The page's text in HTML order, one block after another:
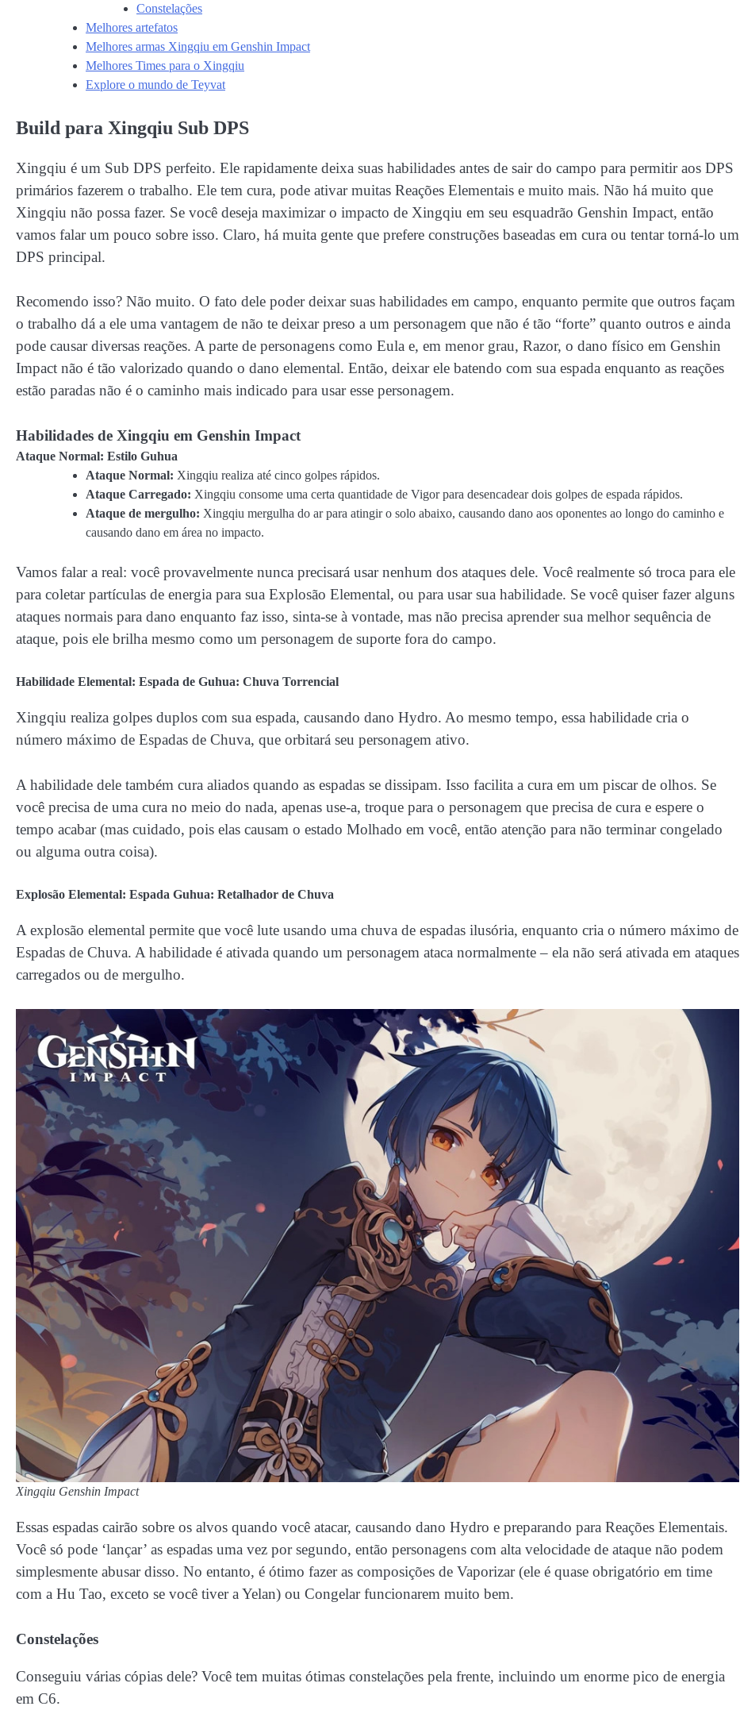
Constelações
Melhores artefatos
Melhores armas Xingqiu em Genshin Impact
Melhores Times para o Xingqiu
Explore o mundo de Teyvat
Build para Xingqiu Sub DPS
Xingqiu é um Sub DPS perfeito. Ele rapidamente deixa suas habilidades antes de sair do campo para permitir aos DPS
primários fazerem o trabalho. Ele tem cura, pode ativar muitas Reações Elementais e muito mais. Não há muito que
Xingqiu não possa fazer. Se você deseja maximizar o impacto de Xingqiu em seu esquadrão Genshin Impact, então
vamos falar um pouco sobre isso. Claro, há muita gente que prefere construções baseadas em cura ou tentar torná-lo um
DPS principal.
Recomendo isso? Não muito. O fato dele poder deixar suas habilidades em campo, enquanto permite que outros façam
o trabalho dá a ele uma vantagem de não te deixar preso a um personagem que não é tão “forte” quanto outros e ainda
pode causar diversas reações. A parte de personagens como Eula e, em menor grau, Razor, o dano físico em Genshin
Impact não é tão valorizado quando o dano elemental. Então, deixar ele batendo com sua espada enquanto as reações
estão paradas não é o caminho mais indicado para usar esse personagem.
Habilidades de Xingqiu em Genshin Impact
Ataque Normal: Estilo Guhua
Ataque Normal: Xingqiu realiza até cinco golpes rápidos.
Ataque Carregado: Xingqiu consome uma certa quantidade de Vigor para desencadear dois golpes de espada rápidos.
Ataque de mergulho: Xingqiu mergulha do ar para atingir o solo abaixo, causando dano aos oponentes ao longo do caminho e
causando dano em área no impacto.
Vamos falar a real: você provavelmente nunca precisará usar nenhum dos ataques dele. Você realmente só troca para ele
para coletar partículas de energia para sua Explosão Elemental, ou para usar sua habilidade. Se você quiser fazer alguns
ataques normais para dano enquanto faz isso, sinta-se à vontade, mas não precisa aprender sua melhor sequência de
ataque, pois ele brilha mesmo como um personagem de suporte fora do campo.
Habilidade Elemental: Espada de Guhua: Chuva Torrencial
Xingqiu realiza golpes duplos com sua espada, causando dano Hydro. Ao mesmo tempo, essa habilidade cria o
número máximo de Espadas de Chuva, que orbitará seu personagem ativo.
A habilidade dele também cura aliados quando as espadas se dissipam. Isso facilita a cura em um piscar de olhos. Se
você precisa de uma cura no meio do nada, apenas use-a, troque para o personagem que precisa de cura e espere o
tempo acabar (mas cuidado, pois elas causam o estado Molhado em você, então atenção para não terminar congelado
ou alguma outra coisa).
Explosão Elemental: Espada Guhua: Retalhador de Chuva
A explosão elemental permite que você lute usando uma chuva de espadas ilusória, enquanto cria o número máximo de
Espadas de Chuva. A habilidade é ativada quando um personagem ataca normalmente – ela não será ativada em ataques
carregados ou de mergulho.
Xingqiu Genshin Impact
Essas espadas cairão sobre os alvos quando você atacar, causando dano Hydro e preparando para Reações Elementais.
Você só pode ‘lançar’ as espadas uma vez por segundo, então personagens com alta velocidade de ataque não podem
simplesmente abusar disso. No entanto, é ótimo fazer as composições de Vaporizar (ele é quase obrigatório em time
com a Hu Tao, exceto se você tiver a Yelan) ou Congelar funcionarem muito bem.
Constelações
Conseguiu várias cópias dele? Você tem muitas ótimas constelações pela frente, incluindo um enorme pico de energia
em C6.